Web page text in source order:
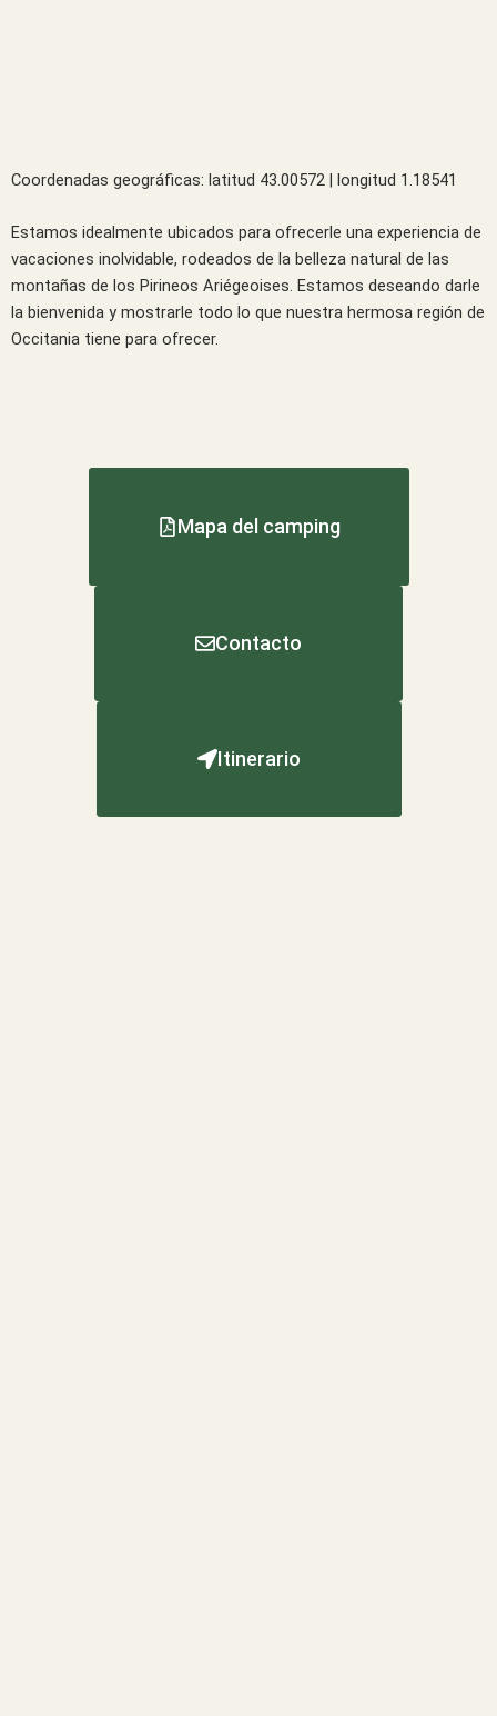
Coordenadas geográficas: latitud 43.00572 | longitud 1.18541
Estamos idealmente ubicados para ofrecerle una experiencia de
vacaciones inolvidable, rodeados de la belleza natural de las
montañas de los Pirineos Ariégeoises. Estamos deseando darle
la bienvenida y mostrarle todo lo que nuestra hermosa región de
Occitania tiene para ofrecer.
Mapa del camping
Contacto
Itinerario